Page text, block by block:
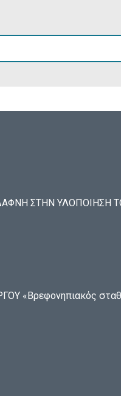
ΣΤΗΝ ΥΛΟΠΟΙΗΣΗ
«Βρεφονηπιακός